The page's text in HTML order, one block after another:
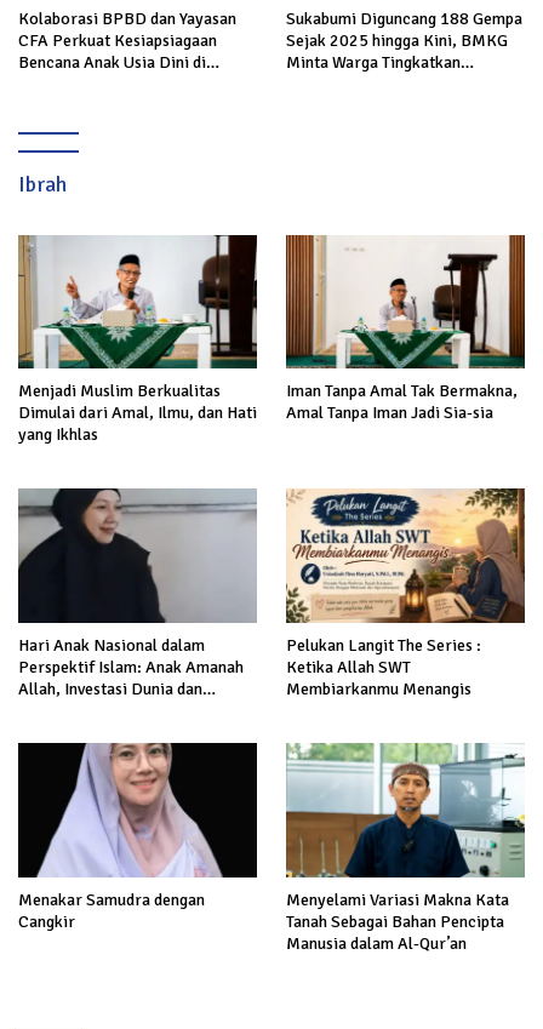
Kolaborasi BPBD dan Yayasan
CFA Perkuat Kesiapsiagaan
Bencana Anak Usia Dini di
Sukabumi Diguncang 188 Gempa
Sejak 2025 hingga Kini, BMKG
Minta Warga Tingkatkan
Ibrah
Menjadi Muslim Berkualitas
Dimulai dari Amal, Ilmu, dan Hati
yang Ikhlas
Iman Tanpa Amal Tak Bermakna,
Amal Tanpa Iman Jadi Sia-sia
Hari Anak Nasional dalam
Perspektif Islam: Anak Amanah
Allah, Investasi Dunia dan
Pelukan Langit The Series :
Ketika Allah SWT
Membiarkanmu Menangis
Menakar Samudra dengan
Cangkir
Menyelami Variasi Makna Kata
Tanah Sebagai Bahan Pencipta
Manusia dalam Al-Qur’an